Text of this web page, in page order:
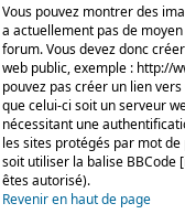
Vous pouvez montrer des
a actuellement pas de
forum. Vous devez donc
web public, exemple : http://
pouvez pas créer un lien
que celui-ci soit un serveur
nécessitant une
les sites protégés par mot
soit utiliser la balise BBCode
êtes autorisé).
Revenir en haut de page